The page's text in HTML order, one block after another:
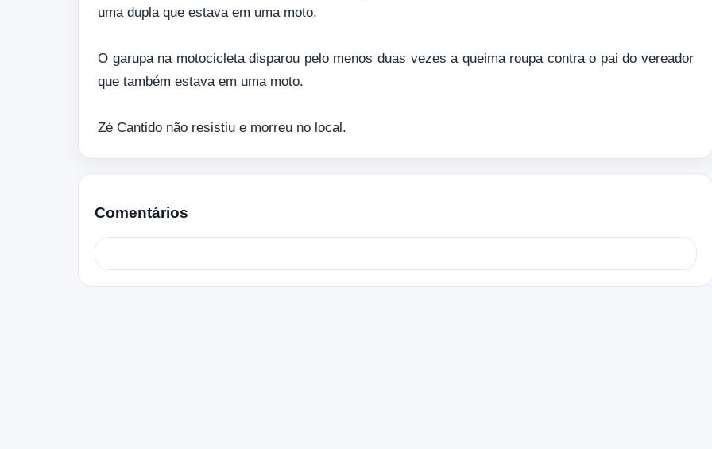
uma dupla que estava em uma moto.
O garupa na motocicleta disparou pelo menos duas vezes a queima roupa contra o pai do vereador
que também estava em uma moto.
Zé Cantido não resistiu e morreu no local.
Comentários